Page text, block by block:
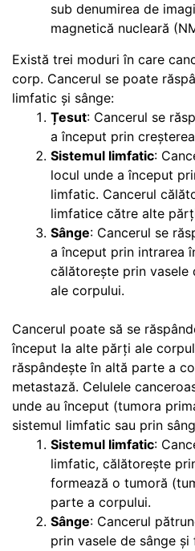
sub denumirea de
magnetică nucleară
Există trei moduri în care
corp. Cancerul se poate
limfatic și sânge:
Țesut: Cancerul se
a început prin
Sistemul limfatic:
locul unde a început
limfatic. Cancerul
limfatice către alte
Sânge: Cancerul se
a început prin intrarea
călătorește prin
ale corpului.
Cancerul poate să se
început la alte părți ale
răspândește în altă parte a
metastază. Celulele
unde au început (tumora
sistemul limfatic sau prin
Sistemul limfatic:
limfatic, călătorește
formează o tumoră
parte a corpului.
Sânge: Cancerul
prin vasele de sânge